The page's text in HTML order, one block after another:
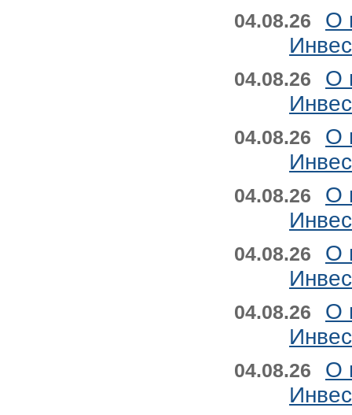
04.08.26
О
04.08.26
О
04.08.26
О
04.08.26
О
04.08.26
О
04.08.26
О
04.08.26
О